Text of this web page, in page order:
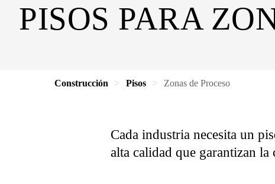
PISOS PARA
Construcción Pisos Zonas de Proceso
Cada industria necesita un
alta calidad que garantizan